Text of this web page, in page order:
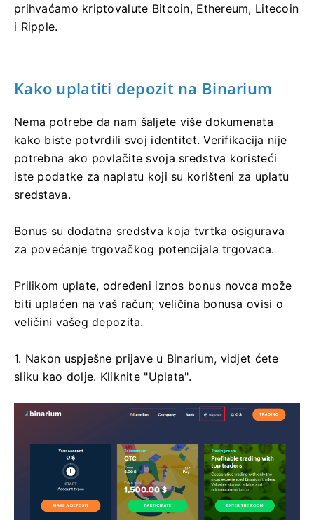
prihvaćamo kriptovalute Bitcoin, Ethereum, Litecoin
i Ripple.
Kako uplatiti depozit na Binarium
Nema potrebe da nam šaljete više dokumenata
kako biste potvrdili svoj identitet. Verifikacija nije
potrebna ako povlačite svoja sredstva koristeći
iste podatke za naplatu koji su korišteni za uplatu
sredstava.
Bonus su dodatna sredstva koja tvrtka osigurava
za povećanje trgovačkog potencijala trgovaca.
Prilikom uplate, određeni iznos bonus novca može
biti uplaćen na vaš račun; veličina bonusa ovisi o
veličini vašeg depozita.
1. Nakon uspješne prijave u Binarium, vidjet ćete
sliku kao dolje. Kliknite "Uplata".